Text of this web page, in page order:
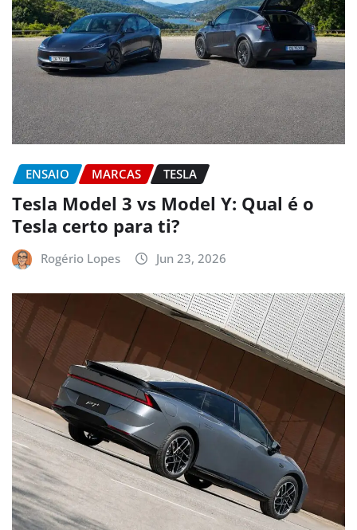
ENSAIO MARCAS TESLA
Tesla Model 3 vs Model Y: Qual é o
Tesla certo para ti?
Rogério Lopes Jun 23, 2026